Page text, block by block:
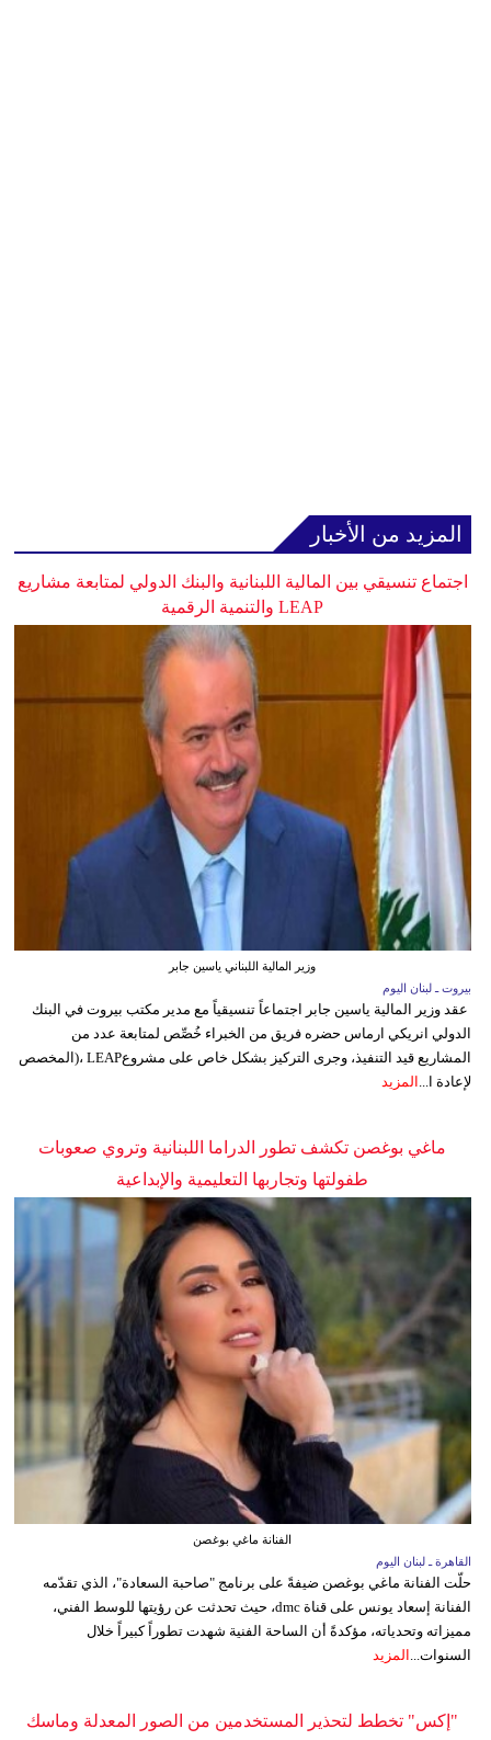
المزيد من الأخبار
اجتماع تنسيقي بين المالية اللبنانية والبنك الدولي لمتابعة مشاريع
LEAP والتنمية الرقمية
وزير المالية اللبناني ياسين جابر
بيروت ـ لبنان اليوم
عقد وزير المالية ياسين جابر اجتماعاً تنسيقياً مع مدير مكتب بيروت في البنك
الدولي انريكي ارماس حضره فريق من الخبراء خُصِّص لمتابعة عدد من
المشاريع قيد التنفيذ، وجرى التركيز بشكل خاص على مشروعLEAP ،(المخصص
لإعادة ا... المزيد
ماغي بوغصن تكشف تطور الدراما اللبنانية وتروي صعوبات
طفولتها وتجاربها التعليمية والإبداعية
الفنانة ماغي بوغصن
القاهرة ـ لبنان اليوم
حلّت الفنانة ماغي بوغصن ضيفةً على برنامج "صاحبة السعادة"، الذي تقدّمه
الفنانة إسعاد يونس على قناة dmc، حيث تحدثت عن رؤيتها للوسط الفني،
مميزاته وتحدياته، مؤكدةً أن الساحة الفنية شهدت تطوراً كبيراً خلال
السنوات... المزيد
"إكس" تخطط لتحذير المستخدمين من الصور المعدلة وماسك